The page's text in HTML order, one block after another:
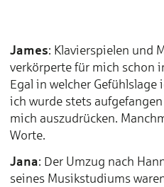
James: Klavierspielen und
verkörperte für mich schon
Egal in welcher Gefühlslage
ich wurde stets
mich auszudrücken.
Worte.
Jana: Der Umzug nach
seines Musikstudiums